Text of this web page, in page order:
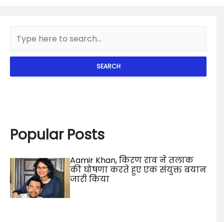
SEARCH
Popular Posts
Aamir Khan, किरण राव ने तलाक
की घोषणा करते हुए एक संयुक्त बयान
जारी किया